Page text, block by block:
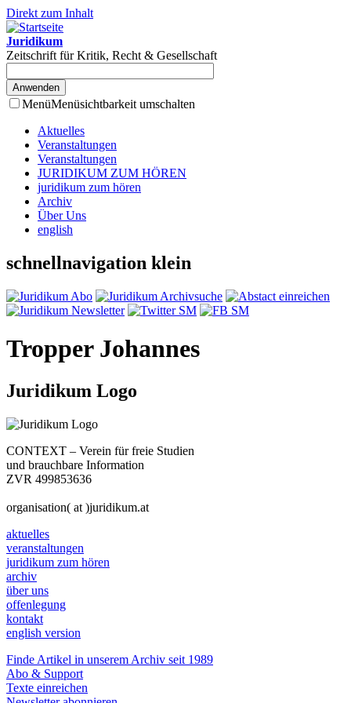
Direkt zum Inhalt
Juridikum
Zeitschrift für Kritik, Recht & Gesellschaft
MenüMenüsichtbarkeit umschalten
Aktuelles
Veranstaltungen
Veranstaltungen
JURIDIKUM ZUM HÖREN
juridikum zum hören
Archiv
Über Uns
english
schnellnavigation klein
Tropper Johannes
Juridikum Logo
CONTEXT – Verein für freie Studien
und brauchbare Information
ZVR 499853636
organisation( at )juridikum.at
aktuelles
veranstaltungen
juridikum zum hören
archiv
über uns
offenlegung
kontakt
english version
Finde Artikel in unserem Archiv seit 1989
Abo & Support
Texte einreichen